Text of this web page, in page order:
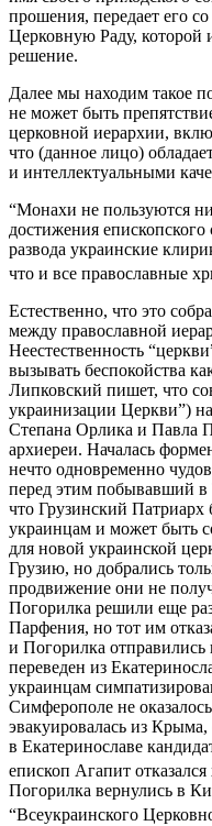
прошения, передает его
Церковную Раду, которой
решение.
Далее мы находим такое
не может быть
церковной иерархии,
что (данное лицо)
и интеллектуальными
“Монахи не пользуются
достижения
развода украинские
что и все православные
Естественно, что это
между православной
Неестественность
вызывать беспокойства
Липковский пишет, что
украинизации Церкви”)
Степана Орлика и Павла
архиереи. Началась
нечто одновременно
перед этим побывавший в
что Грузинский Патриарх
украинцам и может быть
для новой украинской
Грузию, но добрались
продвижение они не
Погорилка решили еще
Парфения, но тот им
и Погорилка
переведен из
украинцам
Симферополе не
эвакуировалась из
в Екатеринославе
епископ Агапит
Погорилка вернулись в
“Всеукраинского